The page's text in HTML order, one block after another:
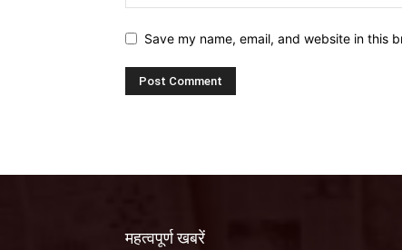
Save my name, email, and website in this
महत्वपूर्ण खबरें